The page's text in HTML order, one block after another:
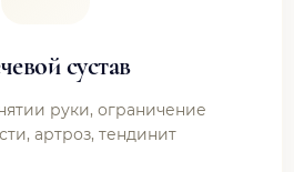
сустав
руки, ограничение
артроз, тендинит